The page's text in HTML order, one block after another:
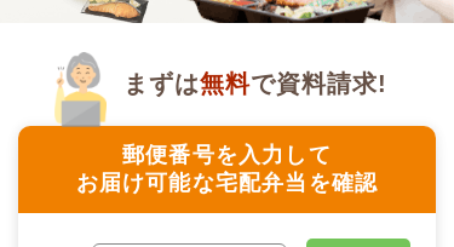
郵便番号を入力して
お届け可能な宅配弁当を確認
まずは無料で資料請求!